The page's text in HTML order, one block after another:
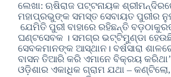
ଲେଖା: ଋଷିରାଜ ପଟ୍ଟନାୟକ
ମହାପ୍ରଭୁଙ୍କ ସମସ୍ତ ସେବାୟତ ପୁରୀର
ଯେମିତି ପୁରୀ ବାହାରେ ରହିଛନ୍ତି
ଘଣ୍ଟସେବକ । ସମଗ୍ର ଭଟ୍ଟିମୁଣ୍ଡା
ସେବକମାନଙ୍କ ଆସ୍ଥାନ। ବର୍ଷସାରା
ବାସନ ତିଆରି କରି ଏମାନେ ବିକ୍ରୟ
ଓଡ଼ିଶାର ଏକାଧିକ ଗ୍ରାମ ଯଥା – କଣ୍ଟିଲୋ,